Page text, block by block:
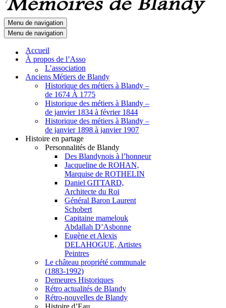
Menu de navigation
Menu de navigation
Accueil
À propos de l’Asso
L’association
Anciens Métiers de Blandy
Historique des métiers à Blandy –
de 1674 À 1775
Historique des métiers à Blandy –
de janvier 1834 à février 1844
Historique des métiers à Blandy –
de janvier 1898 à janvier 1907
Histoire en partage
Personnalités de Blandy
Des Blandynois à l’honneur
Jacqueline de ROHAN,
Marquise de ROTHELIN
Daniel GITTARD,
Architecte du Roi
Général Baron Laurent
Schobert
Capitaine mamelouk
Abdallah D’Asbonne
Eugène et Alexis
DELAHOGUE, Artistes
Peintres
Le château propriété communale
(1883-1992)
Demeures Historiques
Rétro actualités de Blandy
Rétro-nouvelles de Blandy
Histoire d’Eau